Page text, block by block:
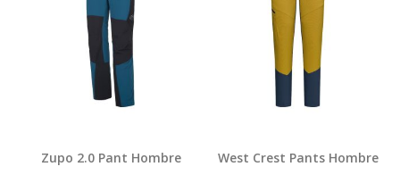
Zupo 2.0 Pant Hombre West Crest Pants Hombre